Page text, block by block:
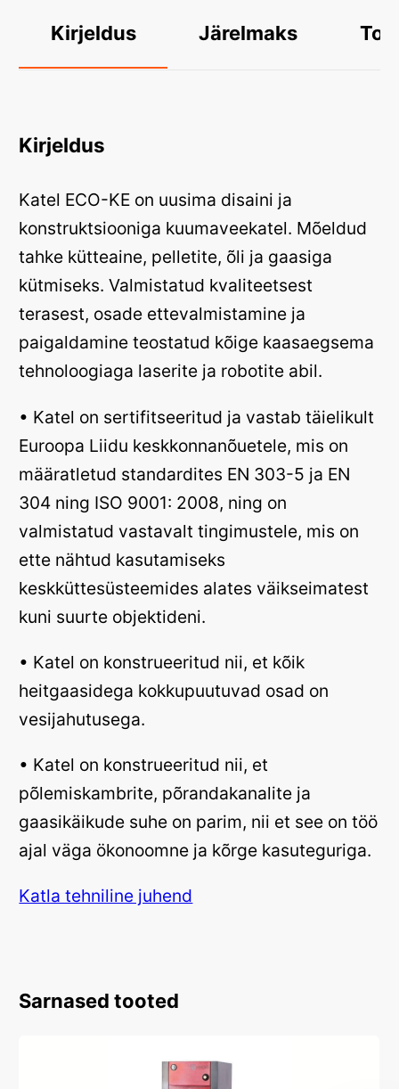
Kirjeldus Järelmaks
Kirjeldus
Katel ECO-KE on uusima disaini ja
konstruktsiooniga kuumaveekatel. Mõeldud
tahke kütteaine, pelletite, õli ja gaasiga
kütmiseks. Valmistatud kvaliteetsest
terasest, osade ettevalmistamine ja
paigaldamine teostatud kõige kaasaegsema
tehnoloogiaga laserite ja robotite abil.
• Katel on sertifitseeritud ja vastab täielikult
Euroopa Liidu keskkonnanõuetele, mis on
määratletud standardites EN 303-5 ja EN
304 ning ISO 9001: 2008, ning on
valmistatud vastavalt tingimustele, mis on
ette nähtud kasutamiseks
keskküttesüsteemides alates väikseimatest
kuni suurte objektideni.
• Katel on konstrueeritud nii, et kõik
heitgaasidega kokkupuutuvad osad on
vesijahutusega.
• Katel on konstrueeritud nii, et
põlemiskambrite, põrandakanalite ja
gaasikäikude suhe on parim, nii et see on töö
ajal väga ökonoomne ja kõrge kasuteguriga.
Katla tehniline juhend
Sarnased tooted